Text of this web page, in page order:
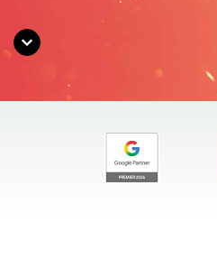
Know How
Newsletter